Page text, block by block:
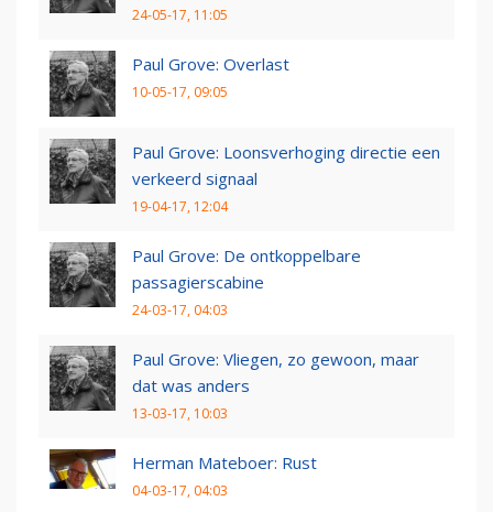
24-05-17, 11:05
Paul Grove: Overlast
10-05-17, 09:05
Paul Grove: Loonsverhoging directie een
verkeerd signaal
19-04-17, 12:04
Paul Grove: De ontkoppelbare
passagierscabine
24-03-17, 04:03
Paul Grove: Vliegen, zo gewoon, maar
dat was anders
13-03-17, 10:03
Herman Mateboer: Rust
04-03-17, 04:03